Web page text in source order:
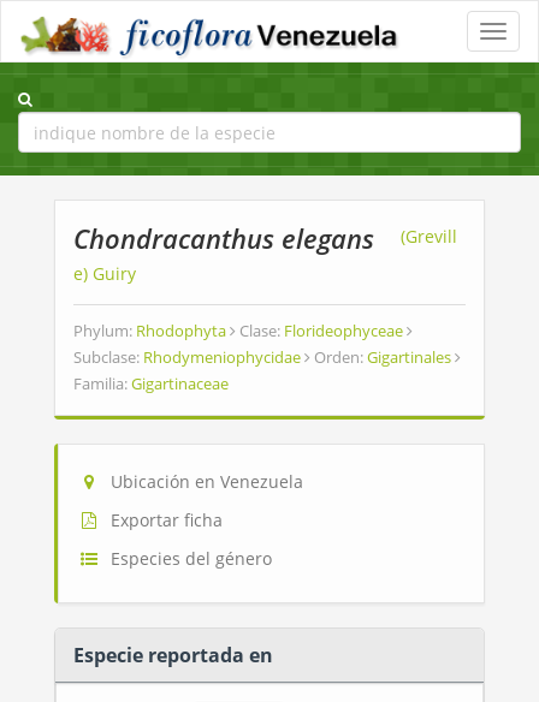
Toggle
Chondracanthus elegans
(Grevill
e) Guiry
Phylum: Rhodophyta Clase: Florideophyceae
Subclase: Rhodymeniophycidae Orden:Gigartinales
Familia:Gigartinaceae
Ubicación en Venezuela
Exportar ficha
Especies del género
Especie reportada en